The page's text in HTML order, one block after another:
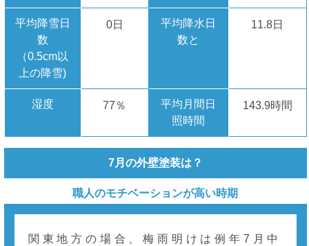
平均降雪日
数
（0.5cm以
上の降雪)
0日
平均降水日
数と
11.8日
湿度 77％
平均月間日
照時間
143.9時間
7月の外壁塗装は？
職人のモチベーションが高い時期
関東地方の場合、梅雨明けは例年7月中